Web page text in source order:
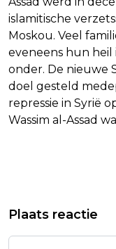
islamitische
Moskou. Veel
eveneens hun
onder. De nieuwe
doel gesteld
repressie in Syrië
Wassim al-Assad
LINKIN PARK
MOMENT
Plaats reactie